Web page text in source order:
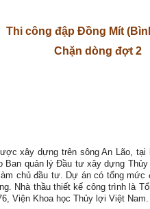
Thi công đập Đồng Mít
Chặn dòng đợt 2
xây dựng trên sông An Lão, tại
Ban quản lý Đầu tư xây dựng
chủ đầu tư. Dự án có tổng
Nhà thầu thiết kế công trình là
Viện Khoa học Thủy lợi Việt Nam.